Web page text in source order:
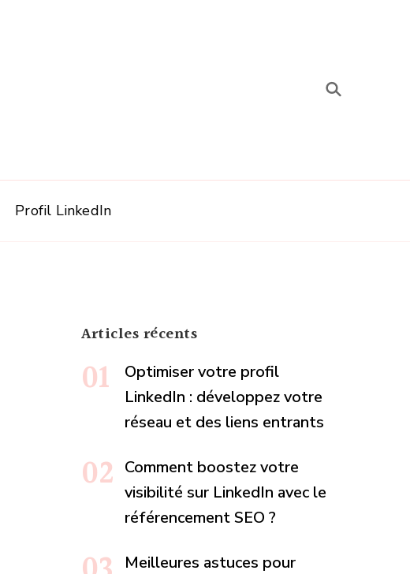
Profil LinkedIn
Articles récents
Optimiser votre profil
LinkedIn : développez votre
réseau et des liens entrants
Comment boostez votre
visibilité sur LinkedIn avec le
référencement SEO ?
Meilleures astuces pour